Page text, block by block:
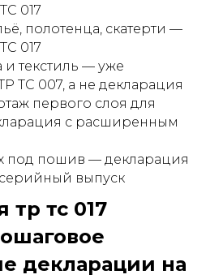
017
полотенца, скатерти —
017
и текстиль — уже
ТС 007, а не декларация
первого слоя для
с расширенным
под пошив — декларация
выпуск
тр тс 017
декларации на